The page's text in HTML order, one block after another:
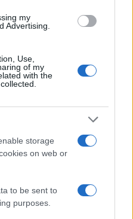
my
Advertising.
Use,
of my
with the
storage
on web or
to be sent to
purposes.
εδώ
50 /50
2000 /2000
από reCAPTCHA, ισχύουν
της Google.